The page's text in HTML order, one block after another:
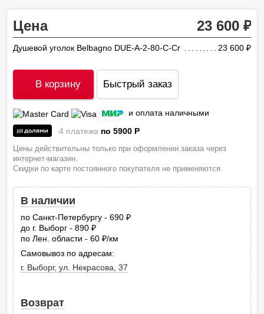
Цена 23 600
Душевой уголок Belbagno DUE-A-2-80-C-Cr 23 600
В корзину Быстрый заказ
и оплата наличными
4 платежа по 5900 P
Цены действительны только при оформлении заказа через
интернет-магазин.
Скидки по карте постоянного покупателя не применяются.
В наличии
по Санкт-Петербургу - 690
до г. Выборг - 890
по Лен. области - 60
руб.
/км
Самовывоз по адресам:
г. Выборг, ул. Некрасова, 37
Возврат